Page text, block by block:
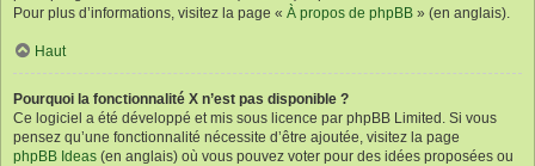
Pour plus d’informations, visitez la page « À propos de phpBB » (en anglais).
Haut
Pourquoi la fonctionnalité X n’est pas disponible ?
Ce logiciel a été développé et mis sous licence par phpBB Limited. Si vous
pensez qu’une fonctionnalité nécessite d’être ajoutée, visitez la page
phpBB Ideas (en anglais) où vous pouvez voter pour des idées proposées ou